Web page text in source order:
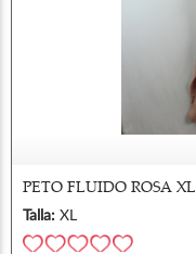
PETO FLUIDO ROSA XL
Talla: XL